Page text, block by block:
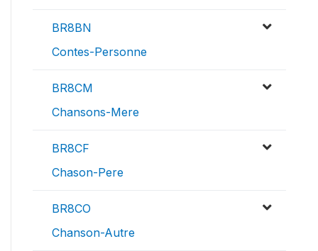
BR8BN
Contes-Personne
BR8CM
Chansons-Mere
BR8CF
Chason-Pere
BR8CO
Chanson-Autre